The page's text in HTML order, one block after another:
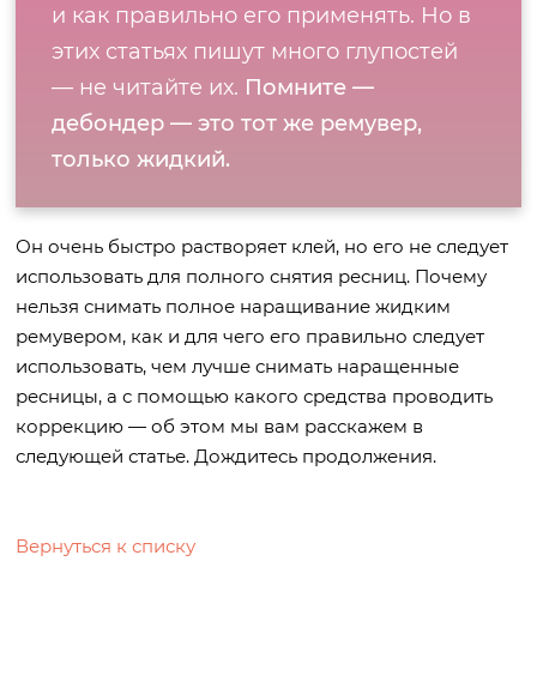
и как правильно его применять. Но в
этих статьях пишут много глупостей
— не читайте их. Помните —
дебондер — это тот же ремувер,
только жидкий.
Он очень быстро растворяет клей, но его не следует
использовать для полного снятия ресниц. Почему
нельзя снимать полное наращивание жидким
ремувером, как и для чего его правильно следует
использовать, чем лучше снимать наращенные
ресницы, а с помощью какого средства проводить
коррекцию — об этом мы вам расскажем в
следующей статье. Дождитесь продолжения.
Вернуться к списку